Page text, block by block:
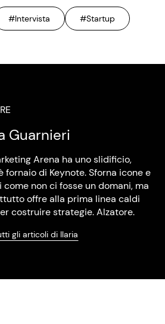
#Intervista #Startup
Guarnieri
Arena ha uno slidificio,
fornaio di Keynote. Sforna icone e
come non ci fosse un domani, ma
offre alla prima linea caldi
costruire strategie. Alzatore.
gli articoli di Ilaria